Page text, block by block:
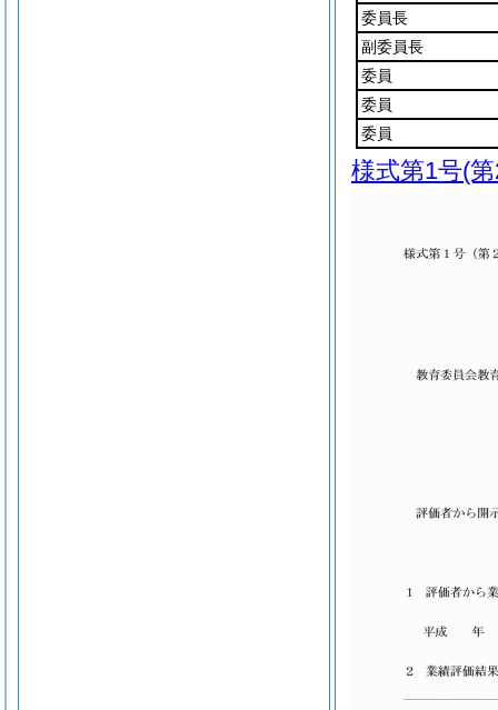
委員長
副委員長
委員
委員
委員
様式第1号(